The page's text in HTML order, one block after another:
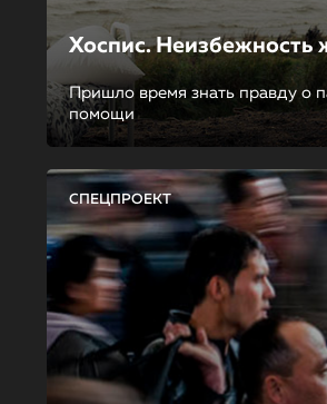
Хоспис. Неизбежность
Пришло время знать правду о
помощи
СПЕЦПРОЕКТ